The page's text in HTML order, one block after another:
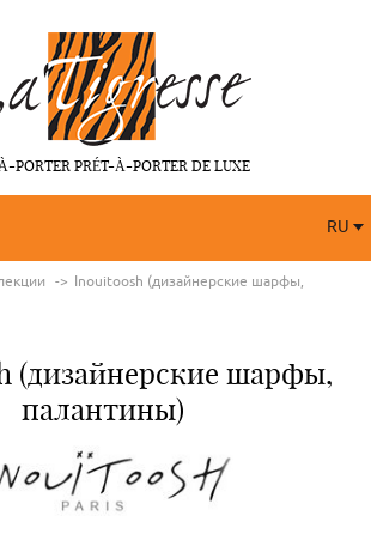
PORTER PRÉT-À-PORTER DE LUXE
RU
Inouitoosh (дизайнерские шарфы,
(дизайнерские шарфы,
палантины)